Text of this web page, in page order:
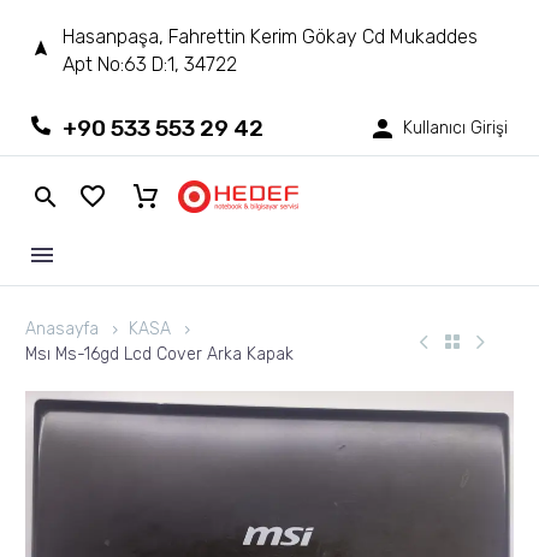
Hasanpaşa, Fahrettin Kerim Gökay Cd Mukaddes
Apt No:63 D:1, 34722
+90 533 553 29 42 Kullanıcı Girişi
Anasayfa
KASA
Msı Ms-16gd Lcd Cover Arka Kapak